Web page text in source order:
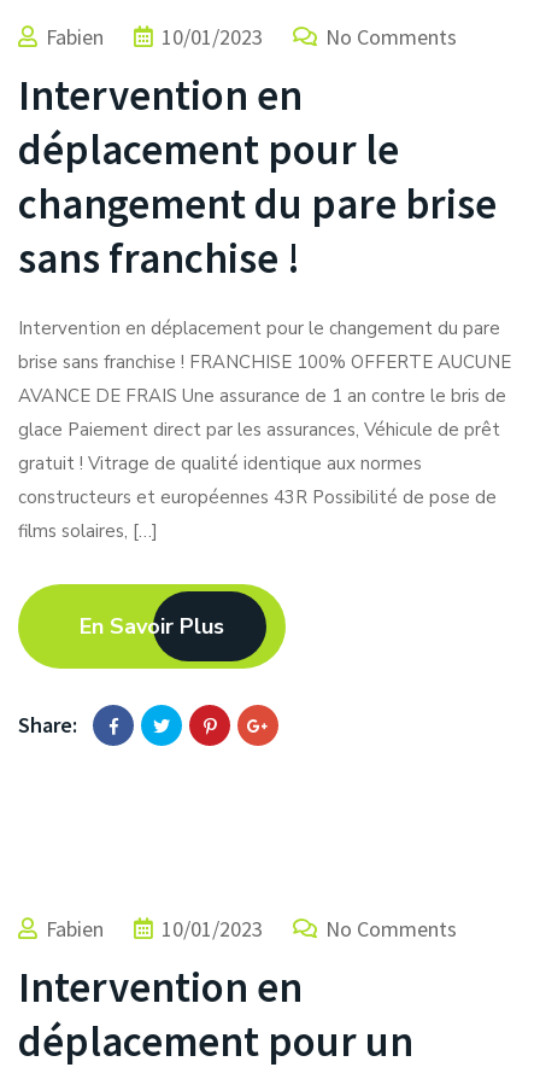
Fabien 10/01/2023 No Comments
Intervention en
déplacement pour le
changement du pare brise
sans franchise !
Intervention en déplacement pour le changement du pare
brise sans franchise ! FRANCHISE 100% OFFERTE AUCUNE
AVANCE DE FRAIS Une assurance de 1 an contre le bris de
glace Paiement direct par les assurances, Véhicule de prêt
gratuit ! Vitrage de qualité identique aux normes
constructeurs et européennes 43R Possibilité de pose de
films solaires, […]
En Savoir Plus
Share:
Fabien 10/01/2023 No Comments
Intervention en
déplacement pour un